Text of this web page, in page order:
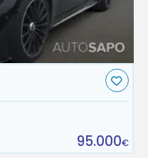
95.000€